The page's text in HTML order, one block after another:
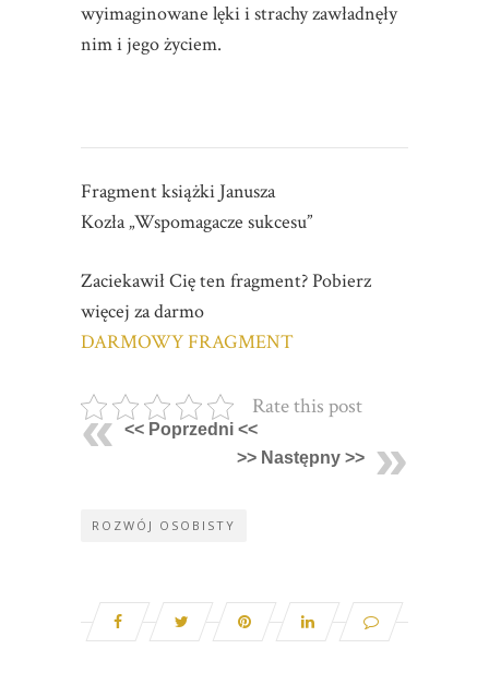
wyimaginowane lęki i strachy zawładnęły
nim i jego życiem.
Fragment książki Janusza
Kozła „Wspomagacze sukcesu”
Zaciekawił Cię ten fragment? Pobierz
więcej za darmo
DARMOWY FRAGMENT
Rate this post
<< Poprzedni <<
>> Następny >>
ROZWÓJ OSOBISTY